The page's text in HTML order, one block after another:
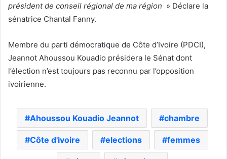
président de conseil régional de ma région » Déclare la
sénatrice Chantal Fanny.
Membre du parti démocratique de Côte d’Ivoire (PDCI),
Jeannot Ahoussou Kouadio présidera le Sénat dont
l’élection n’est toujours pas reconnu par l’opposition
ivoirienne.
Ahoussou Kouadio Jeannot chambre
Côte d'ivoire elections femmes